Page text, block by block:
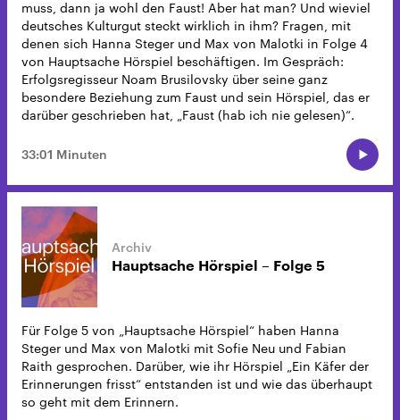
muss, dann ja wohl den Faust! Aber hat man? Und wieviel
deutsches Kulturgut steckt wirklich in ihm? Fragen, mit
denen sich Hanna Steger und Max von Malotki in Folge 4
von Hauptsache Hörspiel beschäftigen. Im Gespräch:
Erfolgsregisseur Noam Brusilovsky über seine ganz
besondere Beziehung zum Faust und sein Hörspiel, das er
darüber geschrieben hat, „Faust (hab ich nie gelesen)“.
33:01 Minuten
Hauptsache Hörspiel – Folge 5
Für Folge 5 von „Hauptsache Hörspiel“ haben Hanna
Steger und Max von Malotki mit Sofie Neu und Fabian
Raith gesprochen. Darüber, wie ihr Hörspiel „Ein Käfer der
Erinnerungen frisst“ entstanden ist und wie das überhaupt
so geht mit dem Erinnern.